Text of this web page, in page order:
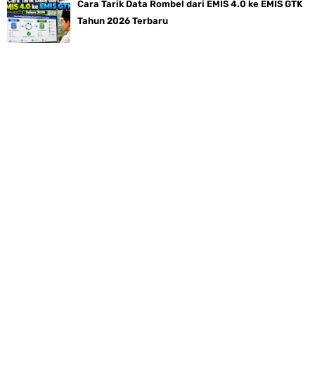
Cara Tarik Data Rombel dari EMIS 4.0 ke EMIS GTK
Tahun 2026 Terbaru